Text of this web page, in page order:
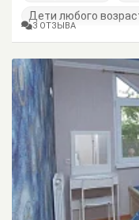
Дети любого
3 ОТЗЫВА